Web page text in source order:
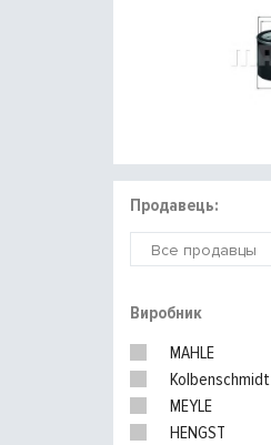
Продавець:
Виробник
MAHLE
Kolbenschmidt
MEYLE
HENGST